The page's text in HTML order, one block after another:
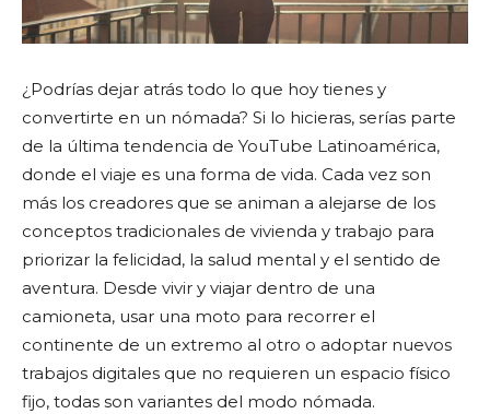
¿Podrías dejar atrás todo lo que hoy tienes y
convertirte en un nómada? Si lo hicieras, serías parte
de la última tendencia de YouTube Latinoamérica,
donde el viaje es una forma de vida. Cada vez son
más los creadores que se animan a alejarse de los
conceptos tradicionales de vivienda y trabajo para
priorizar la felicidad, la salud mental y el sentido de
aventura. Desde vivir y viajar dentro de una
camioneta, usar una moto para recorrer el
continente de un extremo al otro o adoptar nuevos
trabajos digitales que no requieren un espacio físico
fijo, todas son variantes del modo nómada.